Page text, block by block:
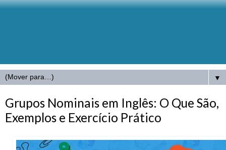
▼
Grupos Nominais em Inglês: O Que São,
Exemplos e Exercício Prático